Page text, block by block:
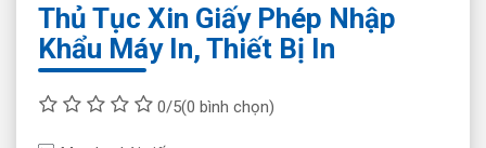
Thủ Tục Xin Giấy Phép Nhập
Khẩu Máy In, Thiết Bị In
0/5(0 bình chọn)